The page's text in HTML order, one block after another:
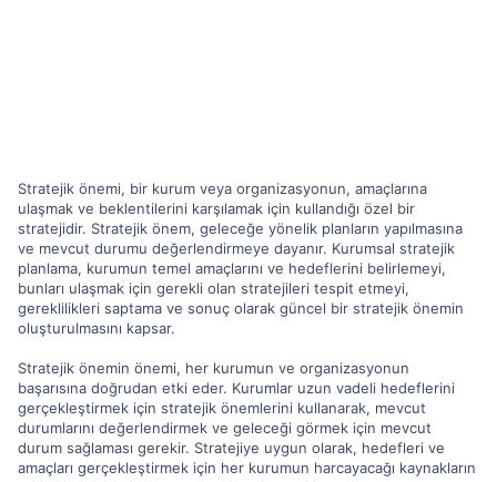
Stratejik önemi, bir kurum veya organizasyonun, amaçlarına
ulaşmak ve beklentilerini karşılamak için kullandığı özel bir
stratejidir. Stratejik önem, geleceğe yönelik planların yapılmasına
ve mevcut durumu değerlendirmeye dayanır. Kurumsal stratejik
planlama, kurumun temel amaçlarını ve hedeflerini belirlemeyi,
bunları ulaşmak için gerekli olan stratejileri tespit etmeyi,
gereklilikleri saptama ve sonuç olarak güncel bir stratejik önemin
oluşturulmasını kapsar.
Stratejik önemin önemi, her kurumun ve organizasyonun
başarısına doğrudan etki eder. Kurumlar uzun vadeli hedeflerini
gerçekleştirmek için stratejik önemlerini kullanarak, mevcut
durumlarını değerlendirmek ve geleceği görmek için mevcut
durum sağlaması gerekir. Stratejiye uygun olarak, hedefleri ve
amaçları gerçekleştirmek için her kurumun harcayacağı kaynakların